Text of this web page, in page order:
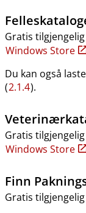
Gratis
Windows Store
Du kan også
(2.1.4).
Gratis
Windows Store
Finn
Gratis